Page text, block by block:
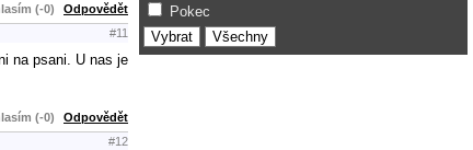
(-0) Odpovědět
#11
na psani. U nas je
(-0) Odpovědět
#12
Pokec